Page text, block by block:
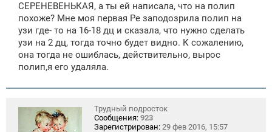
б
щ
н
и
СЕРЕНЕВЕНЬКАЯ, а ты ей написала, что на полип
похоже? Мне моя первая Ре заподозрила полип на
узи где- то на 16-18 дц и сказала, что нужно сделать
узи на 2 дц, тогда точно будет видно. К сожалению,
она тогда не ошиблась, действительно, вырос
полип,я его удаляла.
Трудный подросток
Сообщения: 923
Зарегистрирован: 29 фев 2016, 15:57